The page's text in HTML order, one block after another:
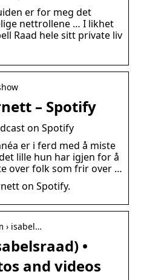
er for meg det
nettrollene … I likhet
Raad hele sitt private liv
– Spotify
on Spotify
er i ferd med å miste
lille hun har igjen for å
over folk som frir over …
on Spotify.
› isabel…
•
and videos